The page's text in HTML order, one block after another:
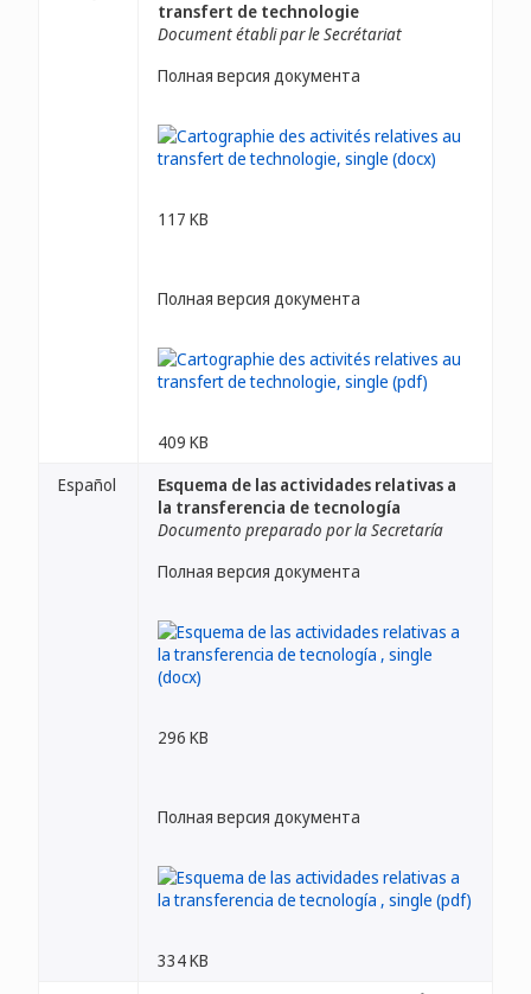
transfert de technologie
Document établi par le Secrétariat
Полная версия документа
117 KB
Полная версия документа
409 KB
Español
Esquema de las actividades relativas a
la transferencia de tecnología
Documento preparado por la Secretaría
Полная версия документа
296 KB
Полная версия документа
334 KB